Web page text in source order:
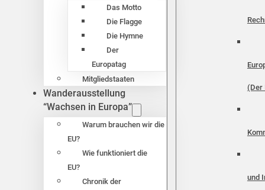
Das Motto
Die Flagge
Die Hymne
Der
Europatag
Mitgliedstaaten
Wanderausstellung
“Wachsen in Europa”
Warum brauchen wir die
EU?
Wie funktioniert die
EU?
Chronik der
(Der
und